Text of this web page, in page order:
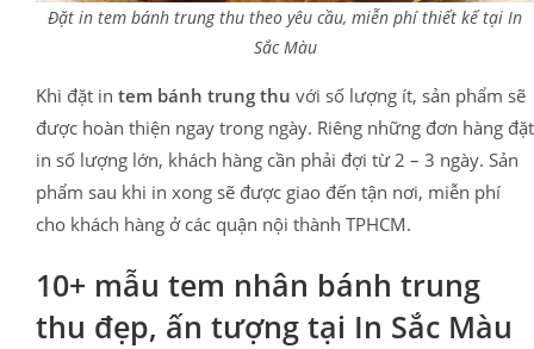
Đặt in tem bánh trung thu theo yêu cầu, miễn phí thiết kế tại In
Sắc Màu
Khi đặt in tem bánh trung thu với số lượng ít, sản phẩm sẽ
được hoàn thiện ngay trong ngày. Riêng những đơn hàng đặt
in số lượng lớn, khách hàng cần phải đợi từ 2 – 3 ngày. Sản
phẩm sau khi in xong sẽ được giao đến tận nơi, miễn phí
cho khách hàng ở các quận nội thành TPHCM.
10+ mẫu tem nhân bánh trung
thu đẹp, ấn tượng tại In Sắc Màu